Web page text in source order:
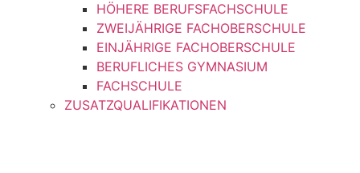
HÖHERE BERUFSFACHSCHULE
ZWEIJÄHRIGE FACHOBERSCHULE
EINJÄHRIGE FACHOBERSCHULE
BERUFLICHES GYMNASIUM
FACHSCHULE
ZUSATZQUALIFIKATIONEN